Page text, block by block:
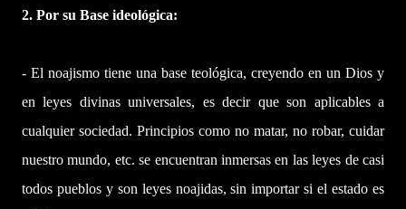
2. Por su Base ideológica:
- El noajismo tiene una base teológica, creyendo en un Dios y
en leyes divinas universales, es decir que son aplicables a
cualquier sociedad. Principios como no matar, no robar, cuidar
nuestro mundo, etc. se encuentran inmersas en las leyes de casi
todos pueblos y son leyes noajidas, sin importar si el estado es